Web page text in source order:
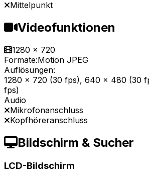
Mittelpunkt
Videofunktionen
1280 x 720
Formate:Motion JPEG
Auflösungen:
1280 x 720 (30 fps), 640 x 480 (30
fps)
Audio
Mikrofonanschluss
Kopfhöreranschluss
Bildschirm & Sucher
LCD-Bildschirm